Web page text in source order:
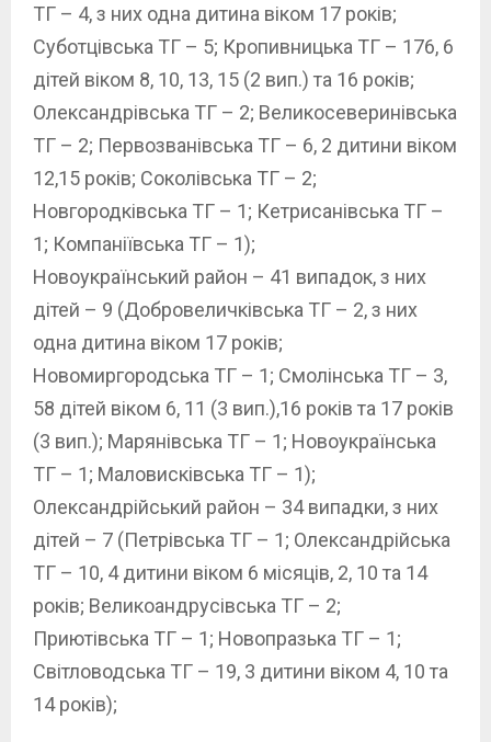
ТГ – 4, з них одна дитина віком 17 років;
Суботцівська ТГ – 5; Кропивницька ТГ – 176, 6
дітей віком 8, 10, 13, 15 (2 вип.) та 16 років;
Олександрівська ТГ – 2; Великосеверинівська
ТГ – 2; Первозванівська ТГ – 6, 2 дитини віком
12,15 років; Соколівська ТГ – 2;
Новгородківська ТГ – 1; Кетрисанівська ТГ –
1; Компаніївська ТГ – 1);
Новоукраїнський район – 41 випадок, з них
дітей – 9 (Добровеличківська ТГ – 2, з них
одна дитина віком 17 років;
Новомиргородська ТГ – 1; Смолінська ТГ – 3,
58 дітей віком 6, 11 (3 вип.),16 років та 17 років
(3 вип.); Марянівська ТГ – 1; Новоукраїнська
ТГ – 1; Маловисківська ТГ – 1);
Олександрійський район – 34 випадки, з них
дітей – 7 (Петрівська ТГ – 1; Олександрійська
ТГ – 10, 4 дитини віком 6 місяців, 2, 10 та 14
років; Великоандрусівська ТГ – 2;
Приютівська ТГ – 1; Новопразька ТГ – 1;
Світловодська ТГ – 19, 3 дитини віком 4, 10 та
14 років);